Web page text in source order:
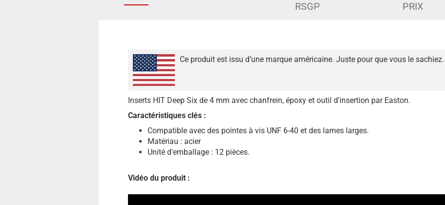
RSGP
PRIX
Ce produit est issu d’une marque américaine. Juste pour que vous le sachiez.
Inserts HIT Deep Six de 4 mm avec chanfrein, époxy et outil d'insertion par Easton.
Caractéristiques clés :
Compatible avec des pointes à vis UNF 6-40 et des lames larges.
Matériau : acier
Unité d'emballage : 12 pièces.
Vidéo du produit :